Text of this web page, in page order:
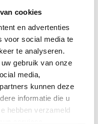
cookies
en advertenties
voor social media te
te analyseren.
gebruik van onze
media,
kunnen deze
informatie die u
hebben verzameld